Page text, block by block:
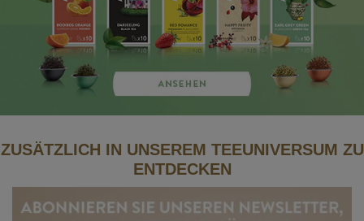
ZUSÄTZLICH IN UNSEREM TEEUNIVERSUM ZU
ENTDECKEN